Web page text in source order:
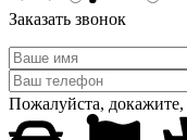
Заказать звонок
Пожалуйста,